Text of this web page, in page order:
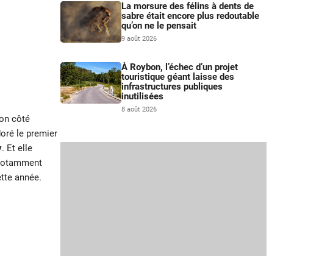
côté
le premier
. Et elle
année.
La morsure des félins à dents de
sabre était encore plus redoutable
qu’on ne le pensait
9 août 2026
À Roybon, l’échec d’un projet
touristique géant laisse des
infrastructures publiques
inutilisées
8 août 2026